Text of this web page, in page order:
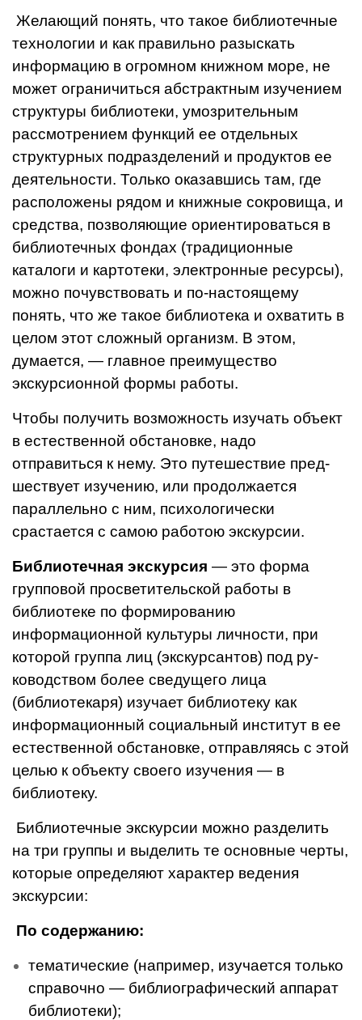
Желающий понять, что такое библиотечные
технологии и как правильно разыскать
информацию в огромном книжном море, не
мо­жет ограничиться абстрактным изучением
структуры библиотеки, умозрительным
рассмотрением функций ее отдельных
структурных подразделений и продуктов ее
де­ятельности. Только оказавшись там, где
расположены рядом и книжные сокровища, и
средства, позволяющие ориентироваться в
библиотечных фондах (традици­онные
каталоги и картотеки, элект­ронные ресурсы),
можно почувст­вовать и по-настоящему
понять, что же такое библиотека и охватить в
целом этот сложный организм. В этом,
думается, — главное пре­имущество
экскурсионной формы работы.
Чтобы получить возможность из­учать объект
в естественной обста­новке, надо
отправиться к нему. Это путешествие пред­
шествует изучению, или продол­жается
параллельно с ним, психо­логически
срастается с самою работою экскурсии.
Библиотечная экскурсия — это форма
групповой просвети­тельской работы в
библиотеке по формированию
информационной культуры личности, при
которой группа лиц (экскурсантов) под ру­
ководством более сведущего лица
(библиотекаря) изучает библиоте­ку как
информационный социаль­ный институт в ее
естественной об­становке, отправляясь с этой
це­лью к объекту своего изучения — в
библиотеку.
Библиотечные экскурсии мож­но разделить
на три группы и выделить те основные черты,
которые опре­деляют характер ведения
экскур­сии:
По содержанию:
тематические (например, изу­чается только
справочно — библиографический аппарат
библиотеки);